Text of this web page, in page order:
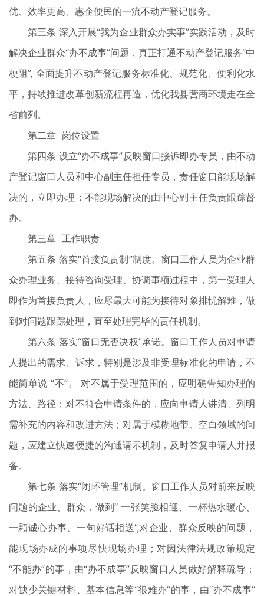
优、效率更高、惠企便民的一流不动产登记服务。
第三条 深入开展“我为企业群众办实事”实践活动，及时
解决企业群众“办不成事”问题，真正打通不动产登记服务“中
梗阻”, 全面提升不动产登记服务标准化、规范化、便利化水
平，持续推进改革创新流程再造，优化我县营商环境走在全
省前列。
第二章 岗位设置
第四条 设立“办不成事”反映窗口接诉即办专员，由不动
产登记窗口人员和中心副主任担任专员，责任窗口能现场解
决的，立即办理；不能现场解决的由中心副主任负责跟踪督
办。
第三章 工作职责
第五条 落实“首接负责制”制度。窗口工作人员为企业群
众办理业务、接待咨询受理、协调事项过程中，第一受理人
即作为首接负责人，应尽最大可能为接待对象排忧解难，做
到对问题跟踪处理，直至处理完毕的责任机制。
第六条 落实“窗口无否决权”承诺。窗口工作人员对申请
人提出的需求、诉求，特别是涉及非受理标准化的申请，不
能简单说 “不”。 对不属于受理范围的，应明确告知办理的
方法、路径；对不符合申请条件的，应向申请人讲清、列明
需补充的内容和改进方法；对属于模糊地带、空白领域的问
题，应建立快速便捷的沟通请示机制，及时答复申请人并报
备。
第七条 落实“闭环管理”机制。窗口工作人员对前来反映
问题的企业、群众，做到“ 一张笑脸相迎、一杯热水暖心、
一颗诚心办事、一句好话相送”,对企业、群众反映的问题，
能现场办成的事项尽快现场办理；对因法律法规政策规定
“不能办”的事，由“办不成事”反映窗口人员做好解释疏导；
对缺少关键材料、基本信息等“很难办”的事，由“办不成事”